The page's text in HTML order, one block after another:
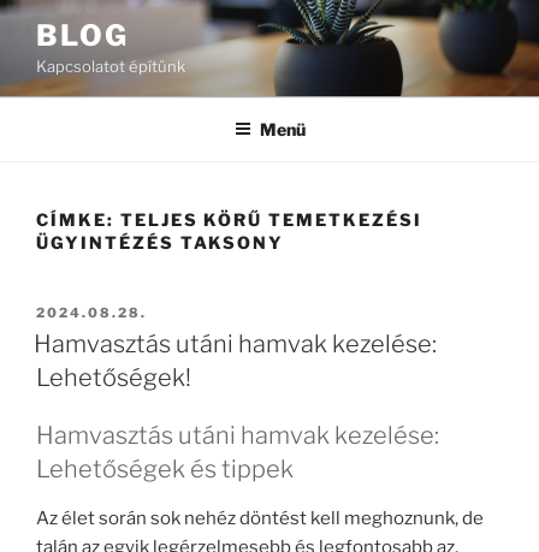
Tartalomhoz
BLOG
Kapcsolatot építünk
Menü
CÍMKE: TELJES KÖRŰ TEMETKEZÉSI
ÜGYINTÉZÉS TAKSONY
BEKÜLDVE:
2024.08.28.
Hamvasztás utáni hamvak kezelése:
Lehetőségek!
Hamvasztás utáni hamvak kezelése:
Lehetőségek és tippek
Az élet során sok nehéz döntést kell meghoznunk, de
talán az egyik legérzelmesebb és legfontosabb az,